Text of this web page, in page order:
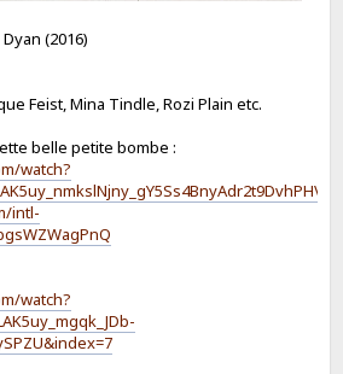
(2016)
Feist, Mina Tindle, Rozi Plain etc.
belle petite bombe :
watch?
intl-
watch?